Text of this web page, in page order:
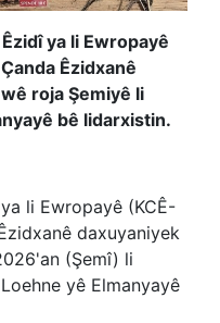
ya li Ewropayê
Êzidxanê
roja Şemiyê li
bê lidarxistin.
li Ewropayê (KCÊ-
daxuyaniyek
(Şemî) li
yê Elmanyayê